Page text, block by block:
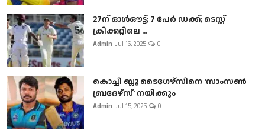
27ന് ഓൾഔട്ട്; 7 പേർ ഡക്ക്; ടെസ്റ്റ്
ക്രിക്കറ്റിലെ ...
Admin Jul 16, 2025 0
കൊച്ചി ബ്ലൂ ടൈഗേഴ്സിനെ 'സാംസൺ
ബ്രദേഴ്സ്' നയിക്കും
Admin Jul 15, 2025 0